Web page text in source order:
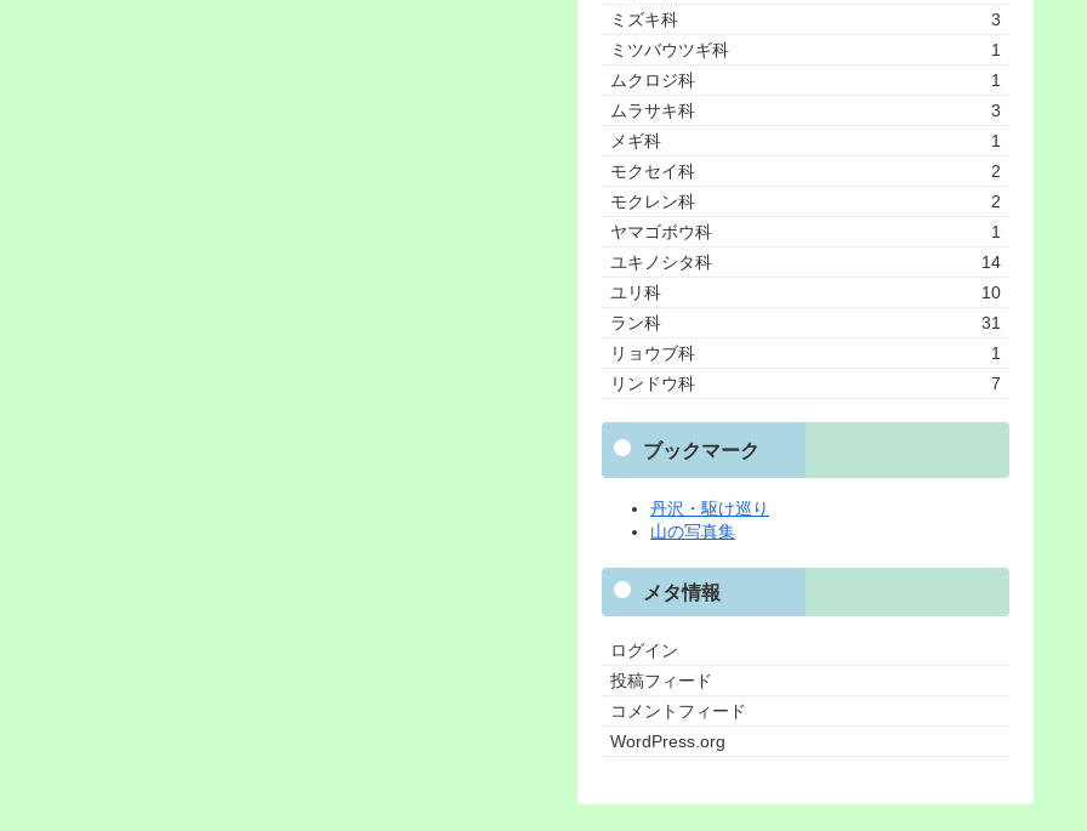
ミズキ科
3
ミツバウツギ科
1
ムクロジ科
1
ムラサキ科
3
メギ科
1
モクセイ科
2
モクレン科
2
ヤマゴボウ科
1
ユキノシタ科
14
ユリ科
10
ラン科
31
リョウブ科
1
リンドウ科
7
ブックマーク
丹沢・駆け巡り
山の写真集
メタ情報
ログイン
投稿フィード
コメントフィード
WordPress.org